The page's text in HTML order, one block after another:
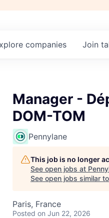
companies Join
Manager -
DOM-TOM
Pennylane
This job is no longer
See open jobs at
See open jobs similar
Paris, France
Posted on Jun 22, 2026